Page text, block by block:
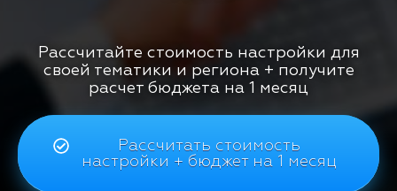
Рассчитайте стоимость настройки для
своей тематики и региона + получите
расчет бюджета на 1 месяц
Рассчитать стоимость
настройки + бюджет на 1 месяц